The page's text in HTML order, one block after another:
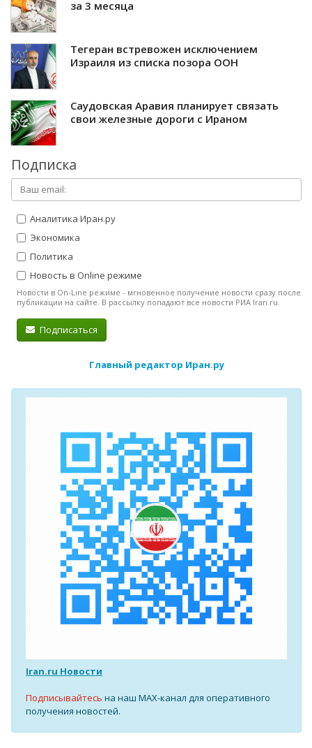
за 3 месяца
Тегеран встревожен исключением
Израиля из списка позора ООН
Саудовская Аравия планирует связать
свои железные дороги с Ираном
Подписка
Аналитика Иран.ру
Экономика
Политика
Новость в Online режиме
Новости в On-Line режиме - мгновенное получение новости сразу после
публикации на сайте. В рассылку попадают все новости РИА Iran.ru.
Подписаться
Главный редактор Иран.ру
Iran.ru Новости
Подписывайтесь на наш MAX-канал для оперативного
получения новостей.